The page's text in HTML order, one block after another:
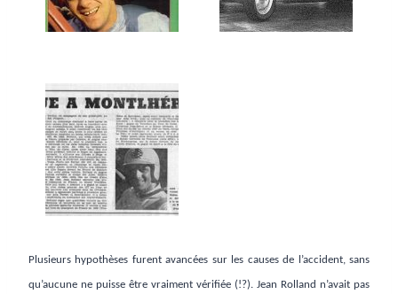
Plusieurs hypothèses furent avancées sur les causes de l’accident, sans
qu’aucune ne puisse être vraiment vérifiée (!?). Jean Rolland n’avait pas